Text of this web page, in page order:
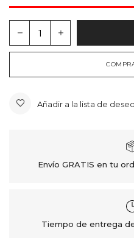
Añadir a la lista de
Envío GRATIS en tu
Tiempo de entrega